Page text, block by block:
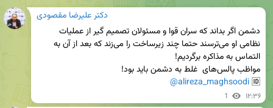
دکتر علیرضا مقصودی
🆔
@alireza_maghsoodi
1 ۱۲:۳۶